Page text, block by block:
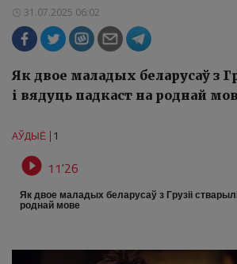
31.07.2025 06:02
Як двое маладых беларусаў з
і вядуць падкаст на роднай
АЎДЫЁ 1
 11'26
Як двое маладых беларусаў з Грузіі
роднай мове